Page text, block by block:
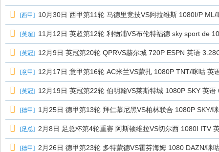
[西甲] 10月30日 西甲第11轮 马德里竞技VS阿拉维斯 1080I/P ML/
[英超] 11月12日 英超第12轮 利物浦VS布伦特福德 sky sport de
[英冠] 12月9日 英冠第20轮 QPRVS赫尔城 720P ESPN 英语
[意甲] 12月17日 意甲第16轮 AC米兰VS蒙扎 1080P TNT/咪咕 英
[英冠] 12月19日 英冠第22轮 伯明翰VS莱斯特城 1080P SKY 英语
[德甲] 1月25日 德甲第13轮 拜仁慕尼黑VS柏林联合 1080P SKY/
[足总] 2月8日 足总杯第4轮重赛 阿斯顿维拉VS切尔西 1080I ITV
[德甲] 2月26日 德甲第23轮 多特蒙德VS霍芬海姆 1080 DAZN/咪